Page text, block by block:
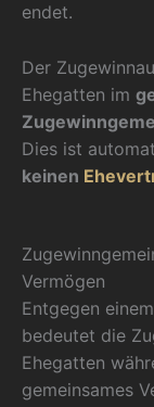
endet.
Der
Ehegatten im
Dies ist
keinen
Vermögen
Entgegen
bedeutet die
Ehegatten
gemeinsames